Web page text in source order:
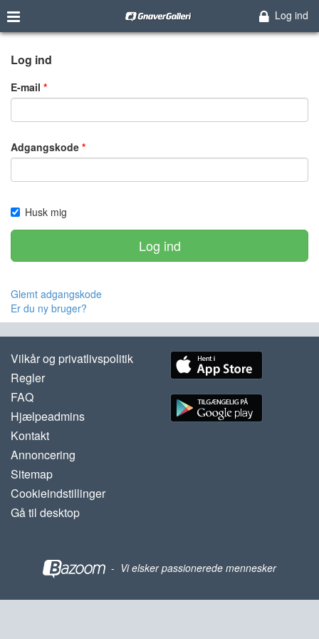
Log ind
Log ind
E-mail
Adgangskode
Husk mig
Log ind
Glemt adgangskode
Er du ny bruger?
Vilkår og privatlivspolitik
Regler
FAQ
Hjælpeadmins
Kontakt
Annoncering
Sitemap
Cookieindstillinger
Gå til desktop
- Vi elsker passionerede mennesker